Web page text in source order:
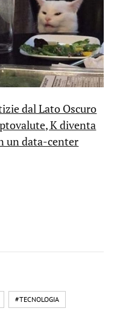
dal Lato Oscuro
K diventa
un data-center
#TECNOLOGIA